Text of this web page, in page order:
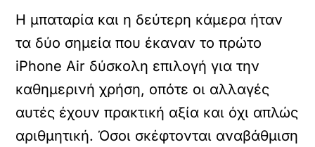
Η μπαταρία και η δεύτερη κάμερα ήταν
τα δύο σημεία που έκαναν το πρώτο
iPhone Air δύσκολη επιλογή για την
καθημερινή χρήση, οπότε οι αλλαγές
αυτές έχουν πρακτική αξία και όχι απλώς
αριθμητική. Όσοι σκέφτονται αναβάθμιση